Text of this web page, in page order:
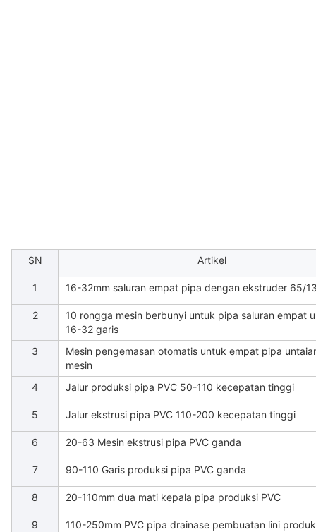
SN Artikel
1 16-32mm saluran empat pipa dengan ekstruder 65/
2
10 rongga mesin berbunyi untuk pipa saluran empat
16-32 garis
3
Mesin pengemasan otomatis untuk empat pipa
mesin
4
Jalur produksi pipa PVC 50-110 kecepatan tinggi
5 Jalur ekstrusi pipa PVC 110-200 kecepatan tinggi
6 20-63 Mesin ekstrusi pipa PVC ganda
7 90-110 Garis produksi pipa PVC ganda
8 20-110mm dua mati kepala pipa produksi PVC
9 110-250mm PVC pipa drainase pembuatan lini